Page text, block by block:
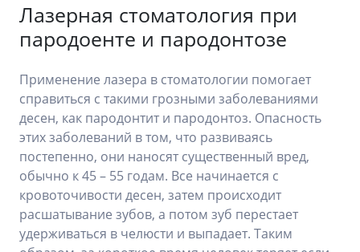
Лазерная стоматология при
пародоенте и пародонтозе
Применение лазера в стоматологии помогает
справиться с такими грозными заболеваниями
десен, как пародонтит и пародонтоз. Опасность
этих заболеваний в том, что развиваясь
постепенно, они наносят существенный вред,
обычно к 45 – 55 годам. Все начинается с
кровоточивости десен, затем происходит
расшатывание зубов, а потом зуб перестает
удерживаться в челюсти и выпадает. Таким